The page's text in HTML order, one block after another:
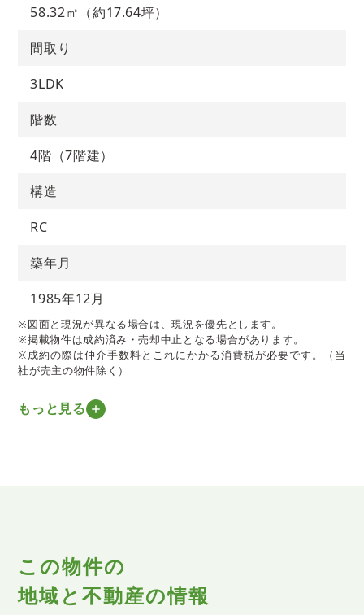
58.32㎡（約17.64坪）
間取り
3LDK
階数
4階（7階建）
構造
RC
築年月
1985年12月
※図面と現況が異なる場合は、現況を優先とします。
※掲載物件は成約済み・売却中止となる場合があります。
※成約の際は仲介手数料とこれにかかる消費税が必要です。（当
社が売主の物件除く）
もっと見る
この物件の
地域と不動産の情報